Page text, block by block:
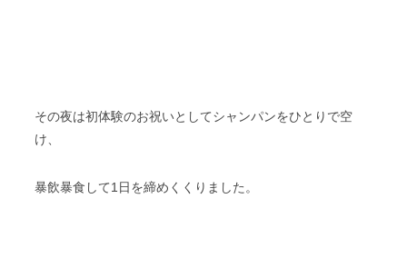
その夜は初体験のお祝いとしてシャンパンをひとりで空
け、
暴飲暴食して1日を締めくくりました。